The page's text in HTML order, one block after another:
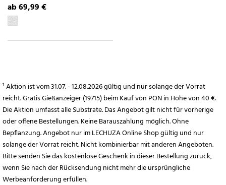
ab 69,99 €
¹ Aktion ist vom 31.07. - 12.08.2026 gültig und nur solange der Vorrat
reicht. Gratis Gießanzeiger (19715) beim Kauf von PON in Höhe von 40 €.
Die Aktion umfasst alle Substrate. Das Angebot gilt nicht für vorherige
oder offene Bestellungen. Keine Barauszahlung möglich. Ohne
Bepflanzung. Angebot nur im LECHUZA Online Shop gültig und nur
solange der Vorrat reicht. Nicht kombinierbar mit anderen Angeboten.
Bitte senden Sie das kostenlose Geschenk in dieser Bestellung zurück,
wenn Sie nach der Rücksendung nicht mehr die ursprüngliche
Werbeanforderung erfüllen.